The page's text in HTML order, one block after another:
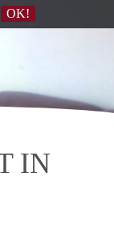
IN
OK!